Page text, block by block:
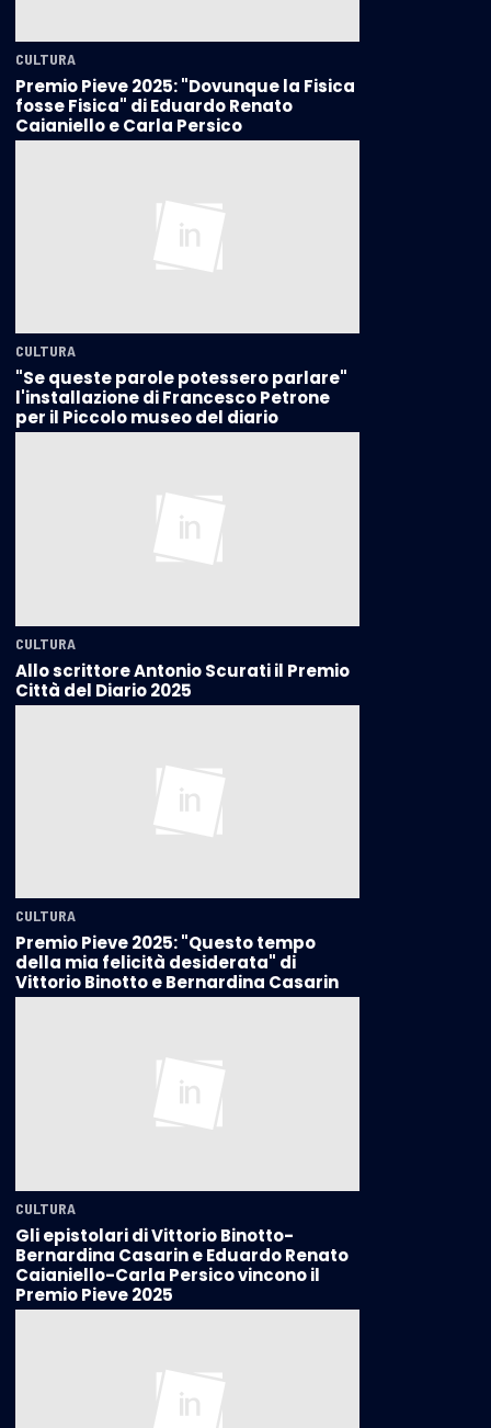
CULTURA
Premio Pieve 2025: "Dovunque la Fisica
fosse Fisica" di Eduardo Renato
Caianiello e Carla Persico
CULTURA
"Se queste parole potessero parlare"
l'installazione di Francesco Petrone
per il Piccolo museo del diario
CULTURA
Allo scrittore Antonio Scurati il Premio
Città del Diario 2025
CULTURA
Premio Pieve 2025: "Questo tempo
della mia felicità desiderata" di
Vittorio Binotto e Bernardina Casarin
CULTURA
Gli epistolari di Vittorio Binotto-
Bernardina Casarin e Eduardo Renato
Caianiello-Carla Persico vincono il
Premio Pieve 2025